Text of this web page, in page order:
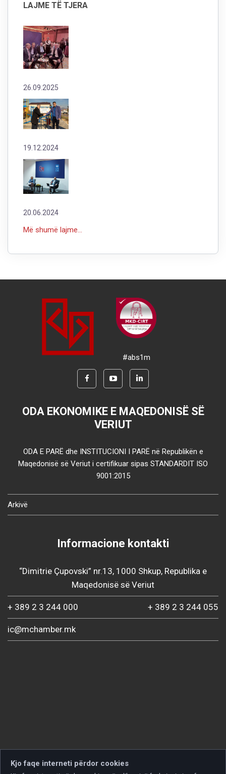
LAJME TË TJERA
26.09.2025
19.12.2024
20.06.2024
Më shumë lajme...
#abs1m
ODA EKONOMIKE E MAQEDONISË SË
VERIUT
ODA E PARË dhe INSTITUCIONI I PARË në Republikën e
Maqedonisë së Veriut i certifikuar sipas STANDARDIT ISO
9001:2015
Arkivë
Informacione kontakti
“Dimitrie Çupovski” nr.13, 1000 Shkup, Republika e
Maqedonisë së Veriut
+ 389 2 3 244 000 + 389 2 3 244 055
ic@mchamber.mk
Kjo faqe interneti përdor cookies